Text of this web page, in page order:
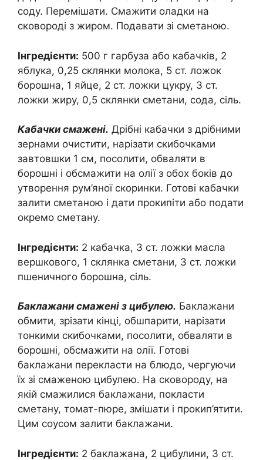
соду. Перемішати. Смажити оладки на
сковороді з жиром. Подавати зі сметаною.
Інгредієнти: 500 г гарбуза або кабачків, 2
яблука, 0,25 склянки молока, 5 ст. ложок
борошна, 1 яйце, 2 ст. ложки цукру, 3 ст.
ложки жиру, 0,5 склянки сметани, сода, сіль.
Кабачки смажені. Дрібні кабачки з дрібними
зернами очистити, нарізати скибочками
завтовшки 1 см, посолити, обваляти в
борошні і обсмажити на олії з обох боків до
утворення рум’яної скоринки. Готові кабачки
залити сметаною і дати прокипіти або подати
окремо сметану.
Інгредієнти: 2 кабачка, 3 ст. ложки масла
вершкового, 1 склянка сметани, 3 ст. ложки
пшеничного борошна, сіль.
Баклажани смажені з цибулею. Баклажани
обмити, зрізати кінці, обшпарити, нарізати
тонкими скибочками, посолити, обваляти в
борошні, обсмажити на олії. Готові
баклажани перекласти на блюдо, чергуючи
їх зі смаженою цибулею. На сковороду, на
якій смажилися баклажани, покласти
сметану, томат-пюре, змішати і прокип’ятити.
Цим соусом залити баклажани.
Інгредієнти: 2 баклажана, 2 цибулини, 3 ст.